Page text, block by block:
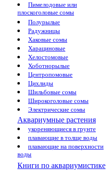
Пимелодовые или
плоскоголовые сомы
Полурылые
Радужницы
Хаковые сомы
Харациновые
Хелостомовые
Хоботнорылые
Центропомовые
Цихлиды
Шильбовые сомы
Широкоголовые сомы
Электрические сомы
Аквариумные растения
укореняющиеся в грунте
плавающие в толще воды
плавающие на поверхности
воды
Книги по аквариумистике